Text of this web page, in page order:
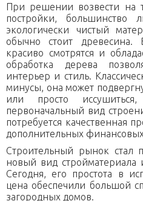
При решении возвести на
постройки, большинство
экологически чистый
обычно стоит древесина.
красиво смотрятся и
обработка дерева
интерьер и стиль.
минусы, она может
или просто
первоначальный вид
потребуется качественная
дополнительных финансовых
Строительный рынок стал
новый вид стройматериала
Сегодня, его простота в
цена обеспечили большой
загородных домов.